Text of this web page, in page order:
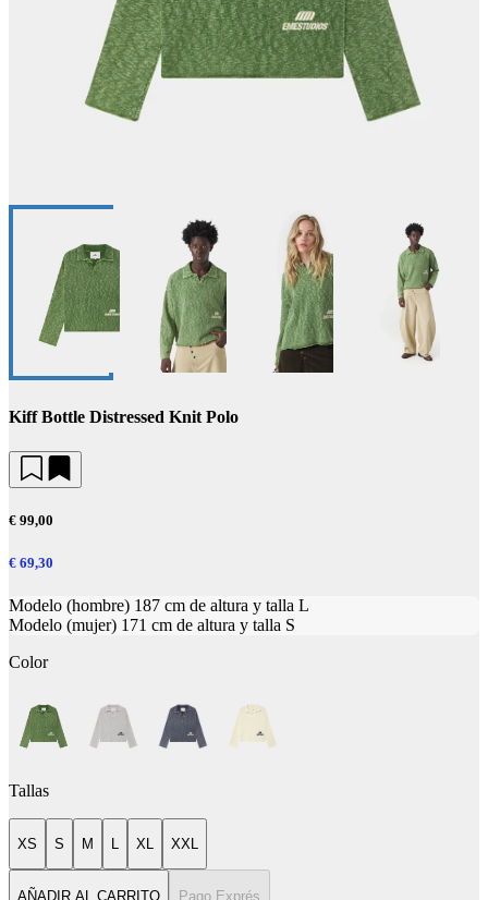
Kiff Bottle Distressed Knit Polo
€ 99,00
€ 69,30
Modelo (hombre) 187 cm de altura y talla L
Modelo (mujer) 171 cm de altura y talla S
Color
Tallas
XS S M L XL XXL
AÑADIR AL CARRITO Pago Exprés